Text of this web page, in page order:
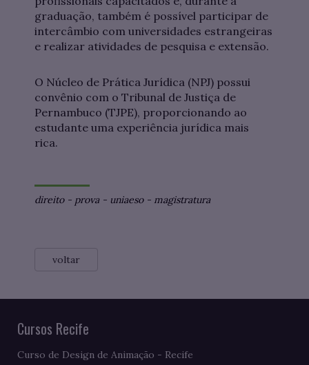
graduação, também é possível participar de
intercâmbio com universidades estrangeiras
e realizar atividades de pesquisa e extensão.
O Núcleo de Prática Jurídica (NPJ) possui
convênio com o Tribunal de Justiça de
Pernambuco (TJPE), proporcionando ao
estudante uma experiência jurídica mais
rica.
direito- prova - uniaeso- magistratura
voltar
Cursos Recife
Curso de Design de Animação - Recife